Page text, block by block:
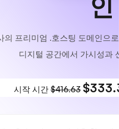
인
의 프리미엄 .호스팅 도메인으
디지털 공간에서 가시성과
시작 시간 $416.63